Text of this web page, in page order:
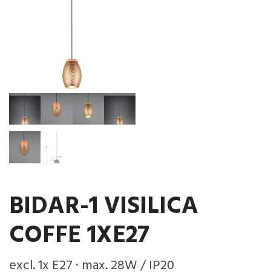
BIDAR-1 VISILICA
COFFE 1XE27
excl. 1x E27 · max. 28W / IP20